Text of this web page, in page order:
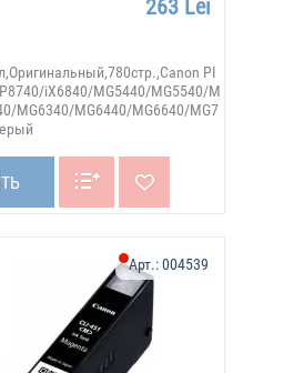
263 Lei
PI
iX6840/MG5440/MG5540/M
MG6340/MG6440/MG6640/MG7
Арт.:004539